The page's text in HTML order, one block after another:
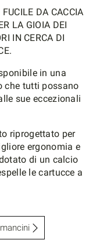
DA CACCIA
LA GIOIA DEI
IN CERCA DI
in una
che tutti possano
sue eccezionali
riprogettato per
ergonomia e
di un calcio
le cartucce a